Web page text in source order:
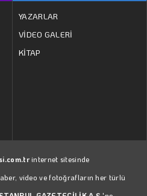
YAZARLAR
VİDEO GALERİ
KİTAP
internet sitesinde
video ve fotoğrafların her türlü